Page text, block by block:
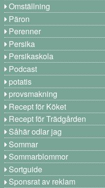
Omställning
Päron
Perenner
Persika
Persikaskola
Podcast
potatis
provsmakning
Recept för Köket
Recept för Trädgården
Såhär odlar jag
Sommar
Sommarblommor
Sortguide
Sponsrat av reklam